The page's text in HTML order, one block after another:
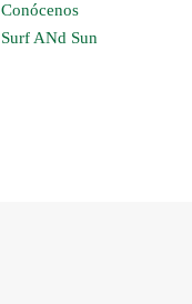
Conócenos
Surf ANd Sun